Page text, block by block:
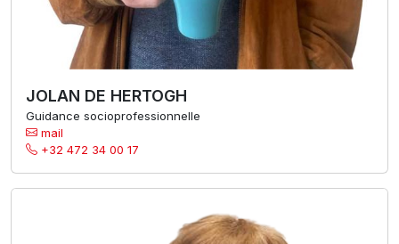
JOLAN DE HERTOGH
Guidance socioprofessionnelle
mail
+32 472 34 00 17